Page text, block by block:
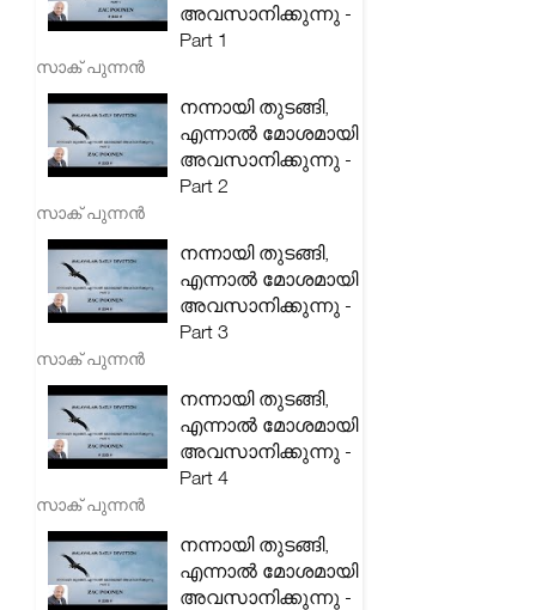
അവസാനിക്കുന്നു -
Part 1
സാക് പുന്നൻ
നന്നായി തുടങ്ങി,
എന്നാൽ മോശമായി
അവസാനിക്കുന്നു -
Part 2
സാക് പുന്നൻ
നന്നായി തുടങ്ങി,
എന്നാൽ മോശമായി
അവസാനിക്കുന്നു -
Part 3
സാക് പുന്നൻ
നന്നായി തുടങ്ങി,
എന്നാൽ മോശമായി
അവസാനിക്കുന്നു -
Part 4
സാക് പുന്നൻ
നന്നായി തുടങ്ങി,
എന്നാൽ മോശമായി
അവസാനിക്കുന്നു -